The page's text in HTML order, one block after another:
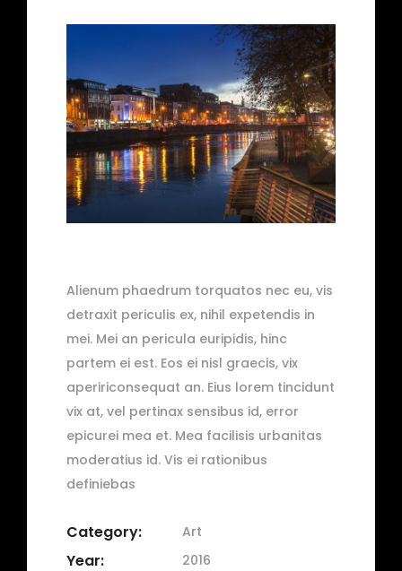
Alienum phaedrum torquatos nec eu, vis
detraxit periculis ex, nihil expetendis in
mei. Mei an pericula euripidis, hinc
partem ei est. Eos ei nisl graecis, vix
apeririconsequat an. Eius lorem tincidunt
vix at, vel pertinax sensibus id, error
epicurei mea et. Mea facilisis urbanitas
moderatius id. Vis ei rationibus
definiebas
Category: Art
Year: 2016